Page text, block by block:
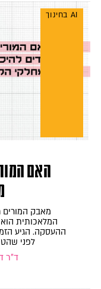
AI בחינוך
האם
מאבק המורים
המלאכותית
ההעסקה. הגיע
לפני
ד"ר